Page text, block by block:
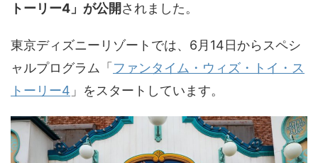
トーリー4」が公開されました。
東京ディズニーリゾートでは、6月14日からスペシ
ャルプログラム「 ファンタイム・ウィズ・トイ・ス
トーリー4 」をスタートしています。